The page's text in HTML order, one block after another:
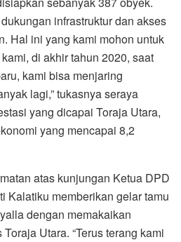
infrastruktur dan akses
Hal ini yang kami mohon untuk
di akhir tahun 2020, saat
kami bisa menjaring
lagi,” tukasnya seraya
yang dicapai Toraja Utara,
yang mencapai 8,2
atas kunjungan Ketua DPD
Kalatiku memberikan gelar tamu
dengan memakaikan
Utara. “Terus terang kami